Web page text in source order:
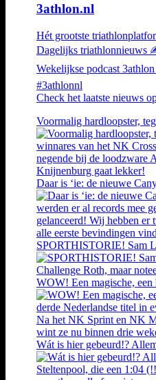
3athlon.nl
Hét grootste
Dagelijks triathlonnieuws
Wekelijkse podcast
#3athlonnl
Check het laatste nieuws
Voormalig hardloopster,
Daar is ‘ie: de nieuwe
SPORTHISTORIE! Sam
WOW! Een magische,
Wát is hier gebeurd!?